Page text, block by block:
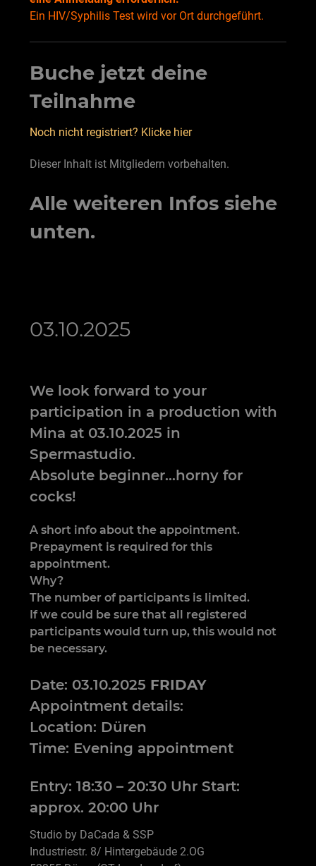
Ein HIV/Syphilis Test wird vor Ort durchgeführt.
Buche jetzt deine
Teilnahme
Noch nicht registriert? Klicke hier
Dieser Inhalt ist Mitgliedern vorbehalten.
Alle weiteren Infos siehe
unten.
03.10.2025
We look forward to your
participation in a production with
Mina at 03.10.2025 in
Spermastudio.
Absolute beginner…horny for
cocks!
A short info about the appointment.
Prepayment is required for this
appointment.
Why?
The number of participants is limited.
If we could be sure that all registered
participants would turn up, this would not
be necessary.
Date: 03.10.2025 FRIDAY
Appointment details:
Location: Düren
Time: Evening appointment
Entry: 18:30 – 20:30 Uhr Start:
approx. 20:00 Uhr
Studio by DaCada & SSP
Industriestr. 8/ Hintergebäude 2.OG